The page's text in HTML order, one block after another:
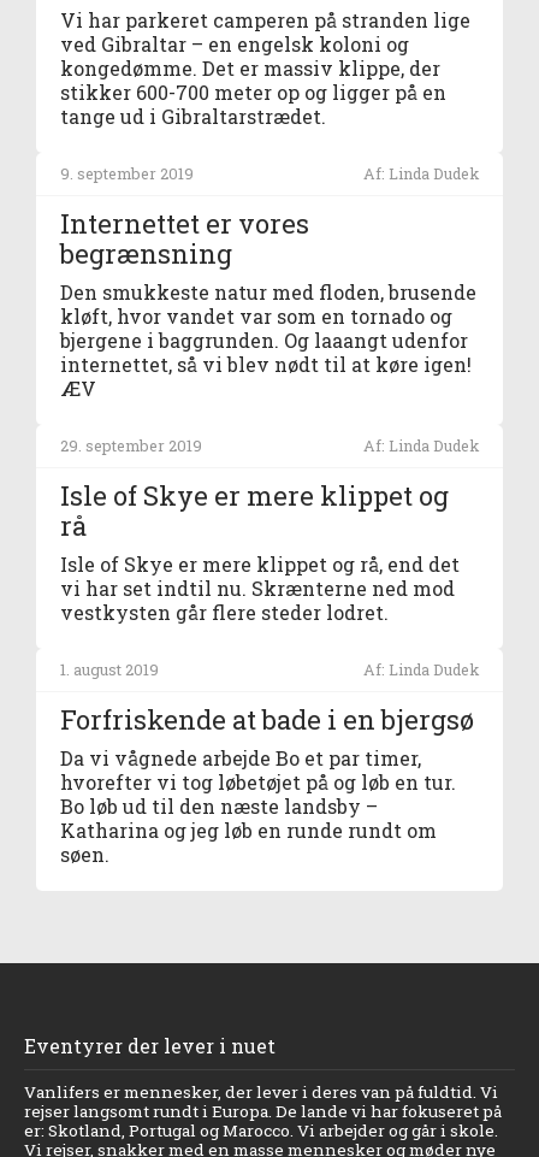
Vi har parkeret camperen på stranden lige
ved Gibraltar – en engelsk koloni og
kongedømme. Det er massiv klippe, der
stikker 600-700 meter op og ligger på en
tange ud i Gibraltarstrædet.
9. september 2019 Af: Linda Dudek
Internettet er vores
begrænsning
Den smukkeste natur med floden, brusende
kløft, hvor vandet var som en tornado og
bjergene i baggrunden. Og laaangt udenfor
internettet, så vi blev nødt til at køre igen!
ÆV
29. september 2019 Af: Linda Dudek
Isle of Skye er mere klippet og
rå
Isle of Skye er mere klippet og rå, end det
vi har set indtil nu. Skrænterne ned mod
vestkysten går flere steder lodret.
1. august 2019 Af: Linda Dudek
Forfriskende at bade i en bjergsø
Da vi vågnede arbejde Bo et par timer,
hvorefter vi tog løbetøjet på og løb en tur.
Bo løb ud til den næste landsby –
Katharina og jeg løb en runde rundt om
søen.
Eventyrer der lever i nuet
Vanlifers er mennesker, der lever i deres van på fuldtid. Vi
rejser langsomt rundt i Europa. De lande vi har fokuseret på
er: Skotland, Portugal og Marocco. Vi arbejder og går i skole.
Vi rejser, snakker med en masse mennesker og møder nye